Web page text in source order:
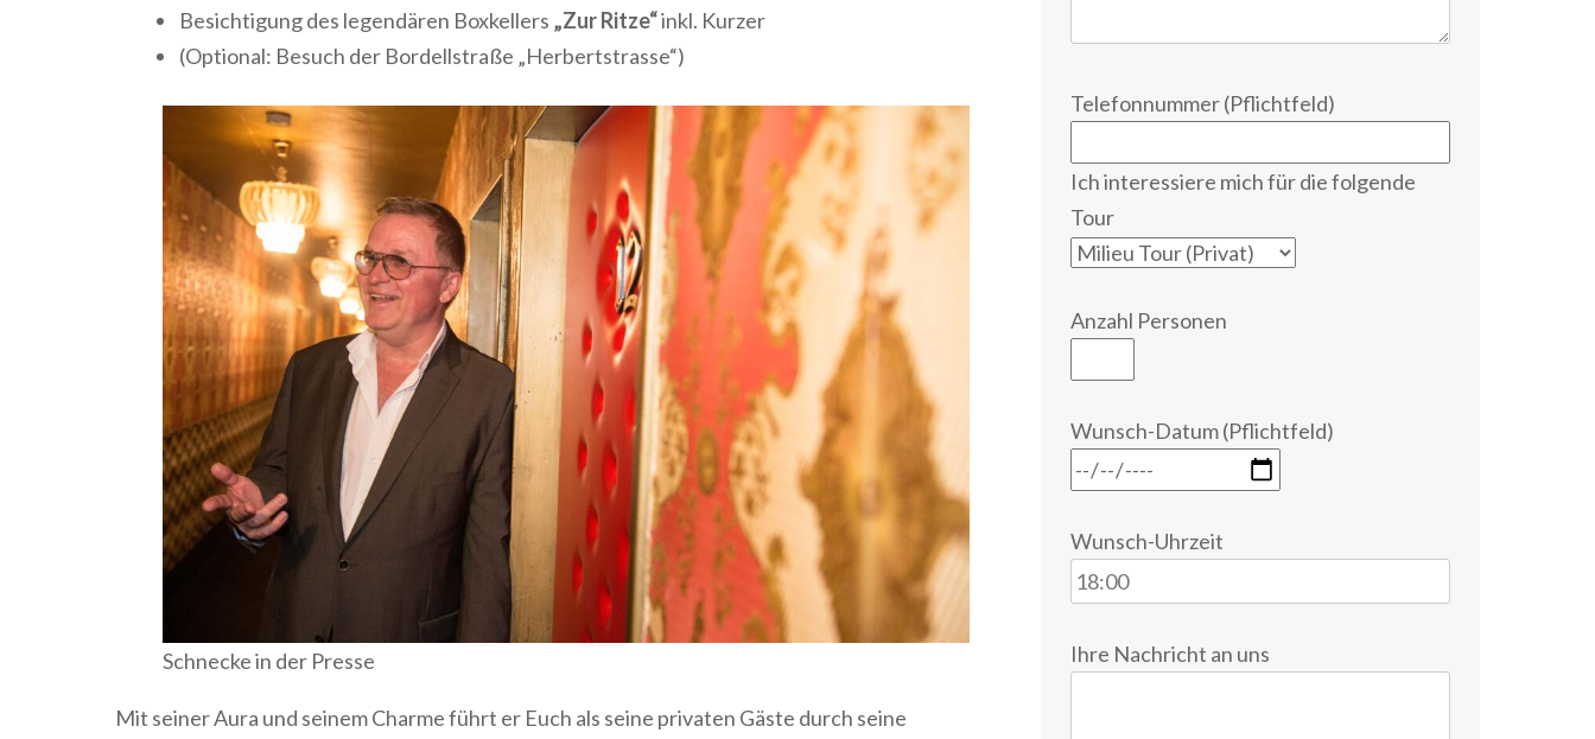
Besichtigung des legendären Boxkellers „Zur Ritze“inkl. Kurzer
(Optional: Besuch der Bordellstraße „Herbertstrasse“)
Schnecke in der Presse
Mit seiner Aura und seinem Charme führt er Euch als seine privaten Gäste durch seine
Telefonnummer (Pflichtfeld)
Ich interessiere mich für die folgende
Tour
Anzahl Personen
Wunsch-Datum (Pflichtfeld)
Wunsch-Uhrzeit
Ihre Nachricht an uns